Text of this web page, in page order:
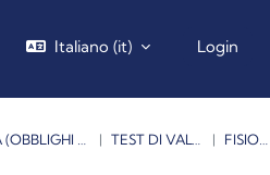
Attiva/disattiva input di ricerca
Italiano ‎(it)‎ Login
CORSI OFA (OBBLIGHI FORMATIVI AGGIUNTIVI) TEST DI VALUTAZIONE OFA FISIOTERAPIA